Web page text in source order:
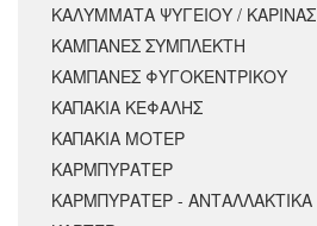
ΚΑΛΥΜΜΑΤΑ ΨΥΓΕΙΟΥ / ΚΑΡΙΝΑΣ
ΚΑΜΠΑΝΕΣ ΣΥΜΠΛΕΚΤΗ
ΚΑΜΠΑΝΕΣ ΦΥΓΟΚΕΝΤΡΙΚΟΥ
ΚΑΠΑΚΙΑ ΚΕΦΑΛΗΣ
ΚΑΠΑΚΙΑ ΜΟΤΕΡ
ΚΑΡΜΠΥΡΑΤΕΡ
ΚΑΡΜΠΥΡΑΤΕΡ - ΑΝΤΑΛΛΑΚΤΙΚΑ